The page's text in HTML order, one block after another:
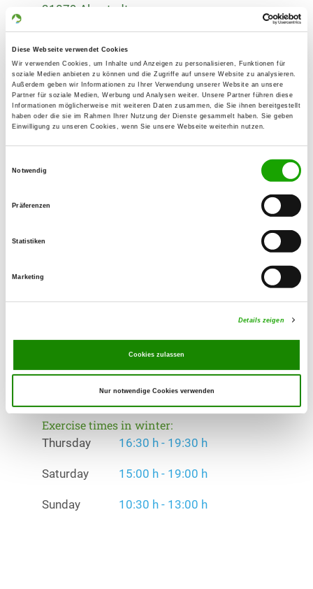
Diese Webseite verwendet Cookies
Wir verwenden Cookies, um Inhalte und Anzeigen zu personalisieren, Funktionen für
soziale Medien anbieten zu können und die Zugriffe auf unsere Website zu analysieren.
Außerdem geben wir Informationen zu Ihrer Verwendung unserer Website an unsere
Partner für soziale Medien, Werbung und Analysen weiter. Unsere Partner führen diese
Informationen möglicherweise mit weiteren Daten zusammen, die Sie ihnen bereitgestellt
haben oder die sie im Rahmen Ihrer Nutzung der Dienste gesammelt haben. Sie geben
Einwilligung zu unseren Cookies, wenn Sie unsere Webseite weiterhin nutzen.
Notwendig
Präferenzen
Statistiken
Marketing
Details zeigen
Cookies zulassen
Nur notwendige Cookies verwenden
31079 Almstedt
Training ground:
Am Mastberg 2
31137 Hildesheim-Himmelsthür
Handy:
01708752857
www.sv-og-hildesheim-west.de
Welpenspielstunde, Junghundgruppe,
Schutzdienst, Augsburger Modell
10:30 h - 13:00 h
Exercise times in winter:
Thursday 16:30 h - 19:30 h
Saturday 15:00 h - 19:00 h
Sunday 10:30 h - 13:00 h